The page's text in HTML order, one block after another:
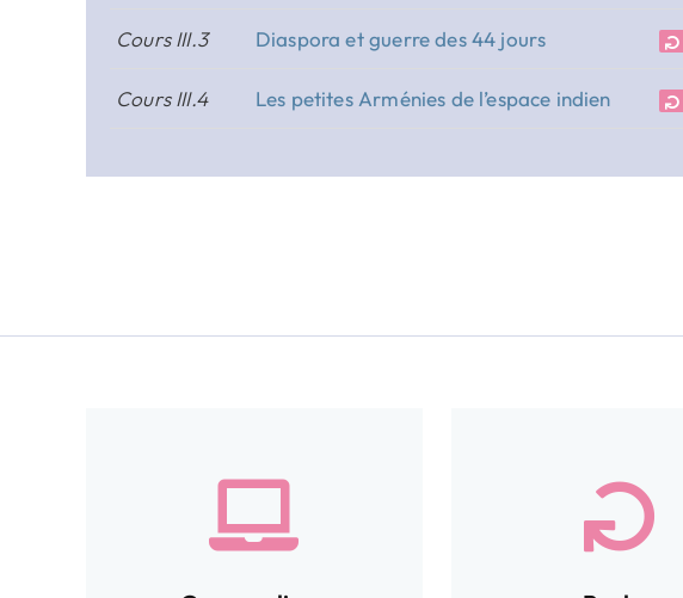
Cours III.3 Diaspora et guerre des 44 jours
Cours III.4 Les petites Arménies de l’espace indien